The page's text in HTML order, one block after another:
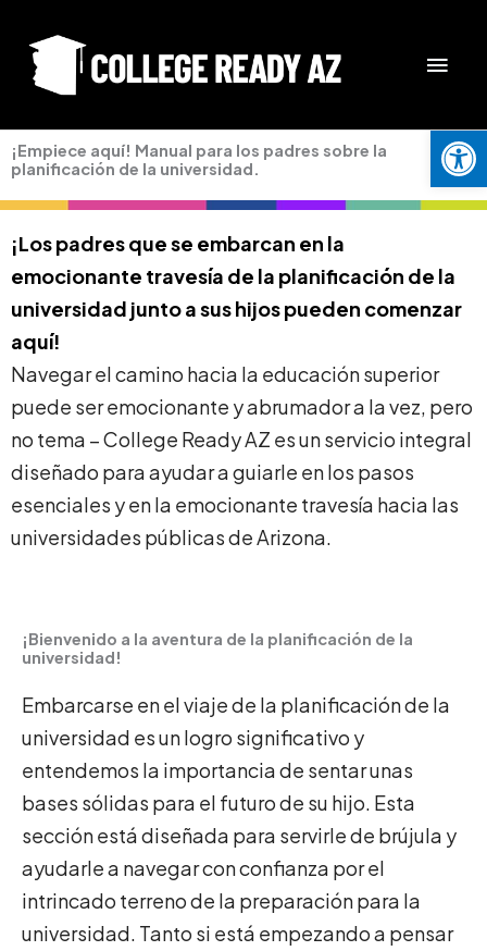
content
¡Empiece aquí! Manual para los padres sobre la
planificación de la universidad.
¡Los padres que se embarcan en la
emocionante travesía de la planificación de la
universidad junto a sus hijos pueden comenzar
aquí!
Navegar el camino hacia la educación superior
puede ser emocionante y abrumador a la vez, pero
no tema – College Ready AZ es un servicio integral
diseñado para ayudar a guiarle en los pasos
esenciales y en la emocionante travesía hacia las
universidades públicas de Arizona.
¡Bienvenido a la aventura de la planificación de la
universidad!
Embarcarse en el viaje de la planificación de la
universidad es un logro significativo y
entendemos la importancia de sentar unas
bases sólidas para el futuro de su hijo. Esta
sección está diseñada para servirle de brújula y
ayudarle a navegar con confianza por el
intrincado terreno de la preparación para la
universidad. Tanto si está empezando a pensar